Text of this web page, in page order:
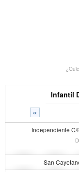
Infantil
«
Independiente C/
San